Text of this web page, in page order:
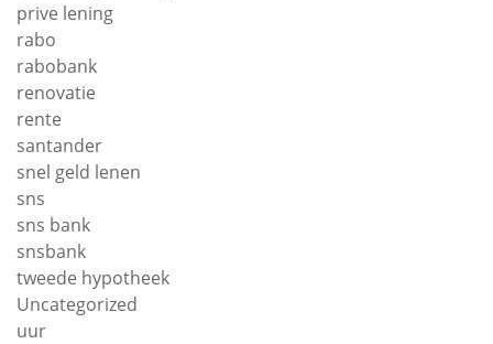
prive lening
rabo
rabobank
renovatie
rente
santander
snel geld lenen
sns
sns bank
snsbank
tweede hypotheek
Uncategorized
uur